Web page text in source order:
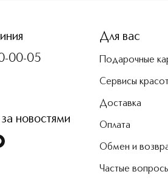
00-05
новостями
Для вас
Подарочные
Сервисы
Доставка
Оплата
Обмен и
Частые